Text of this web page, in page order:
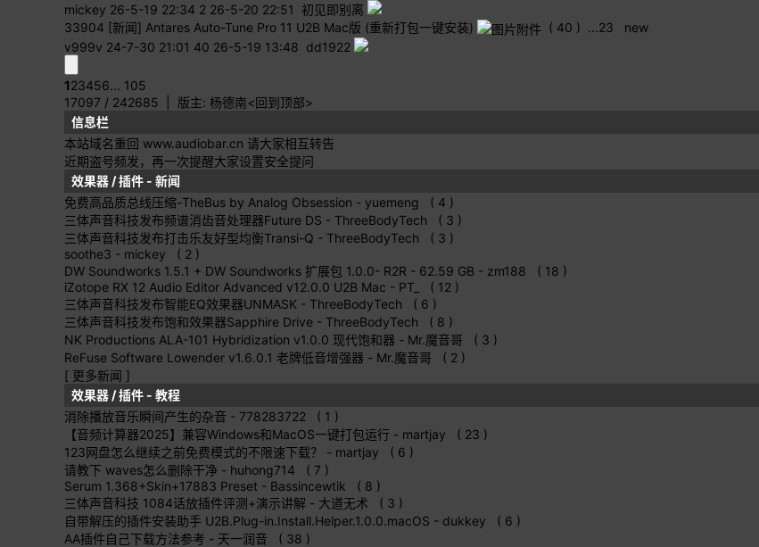
mickey 26-5-19 22:34 2 26-5-20 22:51 初见即别离
33904 [新闻] Antares Auto-Tune Pro 11 U2B Mac版 (重新打包一键安装) ( 40 ) ...23
new
v999v 24-7-30 21:01 40 26-5-19 13:48 dd1922
123456... 105
17097 / 242685 | 版主: 杨德南<回到顶部>
信息栏
本站域名重回 www.audiobar.cn 请大家相互转告
近期盗号频发，再一次提醒大家设置安全提问
效果器 / 插件 - 新闻
免费高品质总线压缩-TheBus by Analog Obsession - yuemeng ( 4 )
三体声音科技发布频谱消齿音处理器Future DS - ThreeBodyTech ( 3 )
三体声音科技发布打击乐友好型均衡Transi-Q - ThreeBodyTech ( 3 )
soothe3 - mickey ( 2 )
DW Soundworks 1.5.1 + DW Soundworks 扩展包 1.0.0- R2R - 62.59 GB - zm188 ( 18 )
iZotope RX 12 Audio Editor Advanced v12.0.0 U2B Mac - PT_ ( 12 )
三体声音科技发布智能EQ效果器UNMASK - ThreeBodyTech ( 6 )
三体声音科技发布饱和效果器Sapphire Drive - ThreeBodyTech ( 8 )
NK Productions ALA-101 Hybridization v1.0.0 现代饱和器 - Mr.魔音哥 ( 3 )
ReFuse Software Lowender v1.6.0.1 老牌低音增强器 - Mr.魔音哥 ( 2 )
[ 更多新闻 ]
效果器 / 插件 - 教程
消除播放音乐瞬间产生的杂音 - 778283722 ( 1 )
【音频计算器2025】兼容Windows和MacOS一键打包运行 - martjay ( 23 )
123网盘怎么继续之前免费模式的不限速下载？
- martjay ( 6 )
请教下 waves怎么删除干净 - huhong714 ( 7 )
Serum 1.368+Skin+17883 Preset - Bassincewtik ( 8 )
三体声音科技 1084话放插件评测+演示讲解 - 大道无术 ( 3 )
自带解压的插件安装助手 U2B.Plug-in.Install.Helper.1.0.0.macOS - dukkey ( 6 )
AA插件自己下载方法参考 - 天一润音 ( 38 )